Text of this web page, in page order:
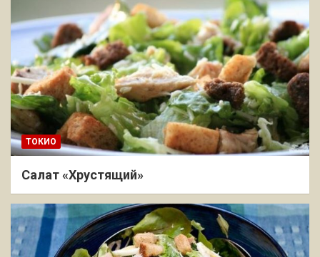
ТОКИО
Салат «Хрустящий»